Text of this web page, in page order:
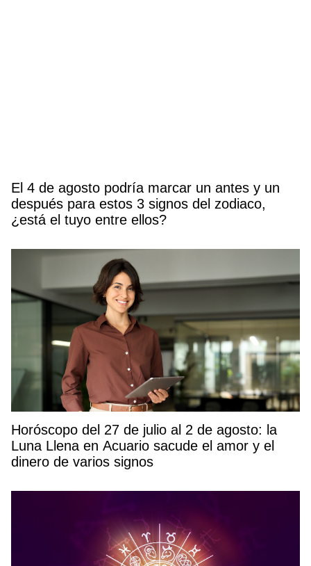
El 4 de agosto podría marcar un antes y un
después para estos 3 signos del zodiaco,
¿está el tuyo entre ellos?
Horóscopo del 27 de julio al 2 de agosto: la
Luna Llena en Acuario sacude el amor y el
dinero de varios signos